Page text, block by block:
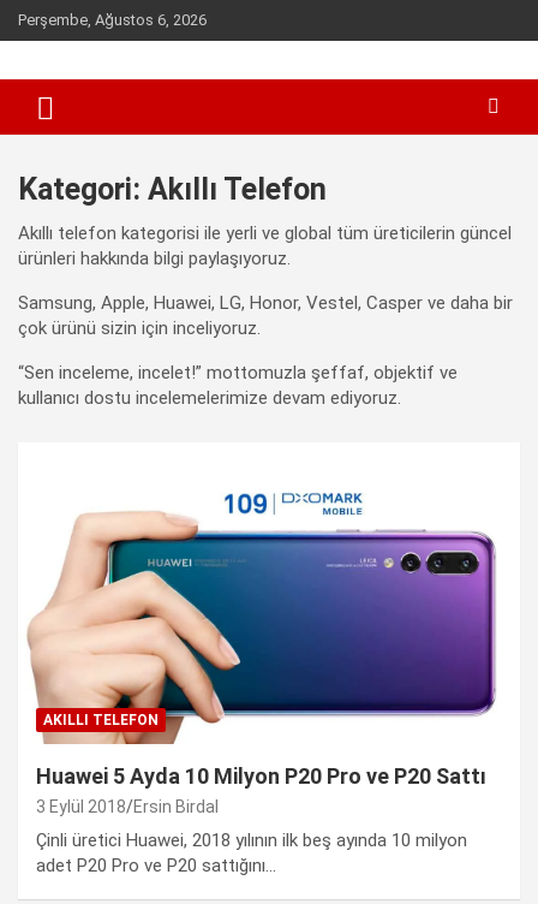
Skip
to
Perşembe, Ağustos 6, 2026
incelet.com
Kategori: Akıllı Telefon
Akıllı telefon kategorisi ile yerli ve global tüm üreticilerin güncel
ürünleri hakkında bilgi paylaşıyoruz.
Samsung, Apple, Huawei, LG, Honor, Vestel, Casper ve daha bir
çok ürünü sizin için inceliyoruz.
“Sen inceleme, incelet!” mottomuzla şeffaf, objektif ve
kullanıcı dostu incelemelerimize devam ediyoruz.
AKILLI TELEFON
Huawei 5 Ayda 10 Milyon P20 Pro ve P20 Sattı
3 Eylül 2018 Ersin Birdal
Çinli üretici Huawei, 2018 yılının ilk beş ayında 10 milyon
adet P20 Pro ve P20 sattığını…